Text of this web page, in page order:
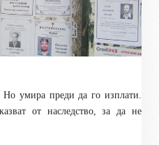
умира преди да го изплати.
от наследство, за да не